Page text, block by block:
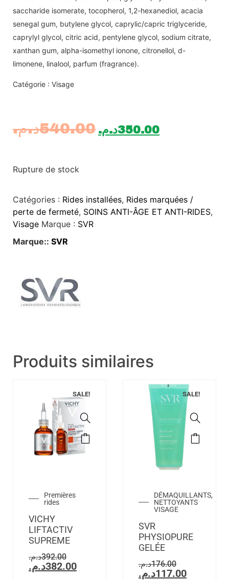
saccharide isomerate, tocopherol, 1,2-hexanediol, acacia
senegal gum, butylene glycol, caprylic/capric triglyceride,
caprylyl glycol, citric acid, pentylene glycol, sodium citrate,
xanthan gum, alpha-isomethyl ionone, citronellol, d-
limonene, linalool, parfum (fragrance).
Catégorie : Visage
540.00د.م. 350.00د.م.
Rupture de stock
Catégories : Rides installées, Rides marquées /
perte de fermeté, SOINS ANTI-ÂGE ET ANTI-RIDES,
Visage Marque : SVR
Marque:: SVR
Produits similaires
SALE!
Premières
rides
VICHY
LIFTACTIV
SUPREME
392.00د.م.
382.00د.م.
SALE!
DÉMAQUILLANTS,
NETTOYANTS
VISAGE
SVR
PHYSIOPURE
GELÉE
176.00د.م.
117.00د.م.